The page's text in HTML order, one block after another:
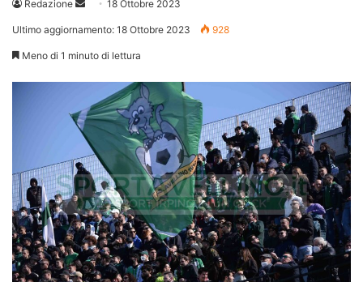
Redazione
Invia 18 Ottobre 2023
Ultimo aggiornamento: 18 Ottobre 2023 928
Meno di 1 minuto di lettura